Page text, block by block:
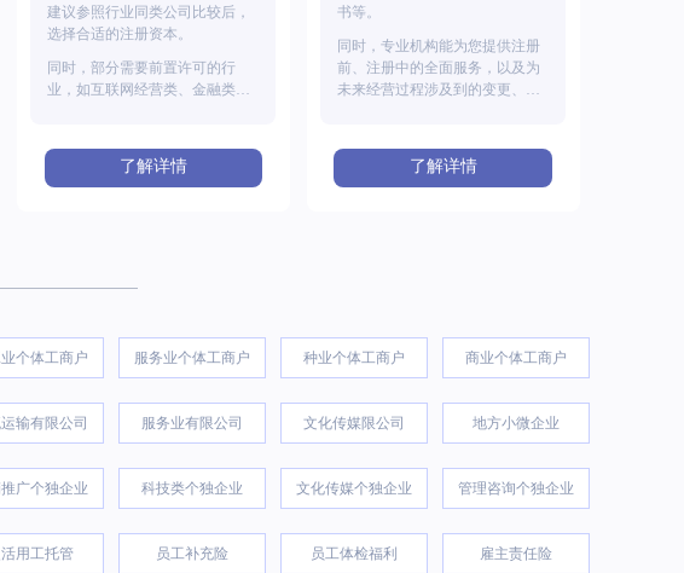
建议参照行业同类公司比较后，
选择合适的注册资本。
同时，部分需要前置许可的行
业，如互联网经营类、金融类等
了解详情
书等。
同时，专业机构能为您提供注册
前、注册中的全面服务，以及为
未来经营过程涉及到的变更、开
了解详情
个体工商户 服务业个体工商户 种业个体工商户 商业个体工商户
输有限公司 服务业有限公司 文化传媒限公司 地方小微企业
广个独企业 科技类个独企业 文化传媒个独企业 管理咨询个独企业
用工托管 员工补充险 员工体检福利 雇主责任险